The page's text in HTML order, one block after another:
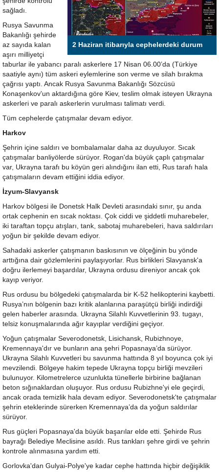
2 Haziran itibarıyla cephelerdeki durum
sağladı.
Rusya Savunma
Bakanlığı şehirde
az sayıda kalan
aşırı milliyetçi
taburlar ile yabancı paralı askerlere 17 Nisan 06.00’da (Türkiye
saatiyle aynı) tüm askeri eylemlerine son verme ve silah bırakma
çağrısı yaptı. Ancak Rusya Savunma Bakanlığı Sözcüsü
Konaşenkov'un aktardığına göre Kiev, teslim olmak isteyen Ukrayna
askerleri ve paralı askerlerin vurulması talimatı verdi.
Tüm cephelerde çatışmalar devam ediyor.
Harkov
Şehrin içine saldırı ve bombalamalar daha az duyuluyor. Sıcak
çatışmalar banliyölerde sürüyor. Rogan'da büyük çaplı çatışmalar
var, Ukrayna tarafı bu köyün geri alındığını ilan etti, Rus tarafı hala
çatışmaların devam ettiğini iddia ediyor.
İzyum-Slavyansk
Harkov bölgesi ile Donetsk Halk Devleti arasındaki sınır, şu anda
ortak cephenin en sıcak noktası. Çok ciddi ve şiddetli muharebeler,
iki taraftan topçu atışları, tank, sabotaj muharebeleri, hava saldırıları
yoğun bir şekilde devam ediyor.
Sahadaki askerler çatışmanın baskısının ve ölçeğinin bu yönde
arttığına dair gözlemlerini paylaşıyorlar. Rus birlikleri Slavyansk'a
doğru ilerlemeyi başardılar, Ukrayna ordusu direniyor ancak çok
kayıp veriyor.
Rus ordusu bu bölgedeki çatışmalarda bir K-52 helikopterini kaybetti.
Rusya’nın bölgenin bazı kritik alanlarına paraşütçü birliği indirdiği
gelen haberler arasında. Ukrayna Silahlı Kuvvetlerinin 93. tugayı,
telsiz konuşmalarında ağır kayıplar verdiğini geçiyor.
Yoğun çatışmalar Severodonetsk, Lisichansk, Rubizhnoye,
Kremennaya'dır ve bunların ana şehri Popasnaya’da sürüyor.
Ukrayna Silahlı Kuvvetleri bu savunma hattında 8 yıl boyunca çok iyi
mevzilendi. Bölgeye hakim tepede Ukrayna topçu birliği mevzileri
bulunuyor. Kilometrelerce uzunlukta tünellerle birbirine bağlanan
beton sığınaklardan oluşuyor. Rus ordusu Rubizhne'yi ele geçirdi,
ancak orada temizlik hala devam ediyor. Severodonetsk'te çatışmalar
şehrin eteklerinde sürerken Kremennaya’da da yoğun saldırılar
sürüyor.
Rus güçleri Popasnaya'da büyük başarılar elde etti. Şehirde Rus
bayrağı Belediye Meclisine asıldı. Rus tankları şehre girdi ve şehrin
kontrole alınmasına yardım etti.
Gorlovka'dan Gulyai-Polye'ye kadar cephe hattında hiçbir değişiklik